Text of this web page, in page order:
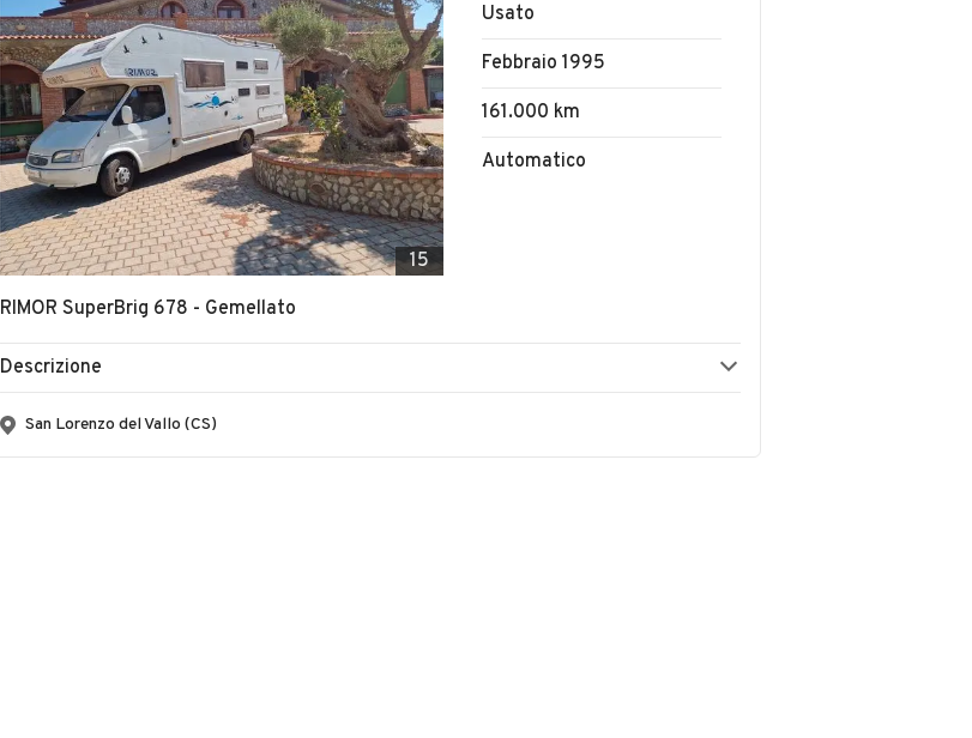
15
RIMOR SuperBrig 678 - Gemellato
Usato
Febbraio 1995
161.000 km
Automatico
Descrizione
San Lorenzo del Vallo (CS)